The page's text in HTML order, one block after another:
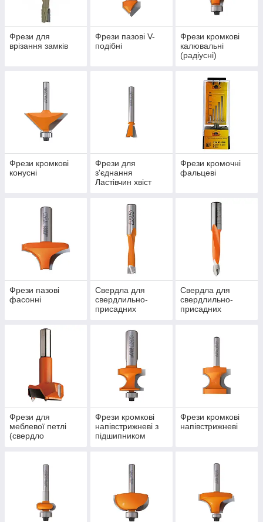
Щоб будівельний інструмент служив довго слідкуйте за
станом встановлюється оснастки. Використання затупленной
якщо ріжуча частина пошкоджена, висока ймовірність
«биття», яке призводить до руйнування фрези по дереву і
Фрези для
врізання замків
Фрези пазові V-
подібні
Фрези кромкові
калювальні
(радіусні)
Фрези кромкові
конусні
Фрези для
з'єднання
Ластівчин хвіст
Фрези кромочні
фальцеві
Фрези пазові
фасонні
Свердла для
свердлильно-
присадних
Свердла для
свердлильно-
присадних
Фрези для
меблевої петлі
(свердло
Фрези кромкові
напівстрижневі з
підшипником
Фрези кромкові
напівстрижневі